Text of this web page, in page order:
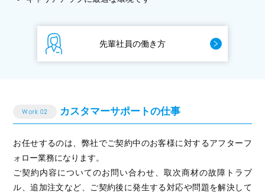
先輩社員の働き方
Work 02 カスタマーサポートの仕事
お任せするのは、弊社でご契約中のお客様に対するアフターフ
ォロー業務になります。
ご契約内容についてのお問い合わせ、取次商材の故障トラブ
ル、追加注文など、ご契約後に発生する対応や問題を解決して